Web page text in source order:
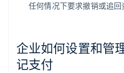
任何情况下要求撤销或追回
企业如何设置和管
记支付